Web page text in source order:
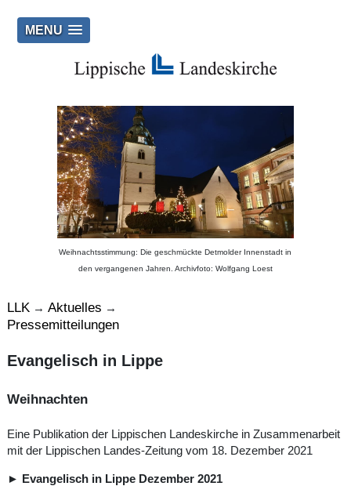
MENU
Weihnachtsstimmung: Die geschmückte Detmolder Innenstadt in
den vergangenen Jahren. Archivfoto: Wolfgang Loest
LLK→ Aktuelles →
Pressemitteilungen
Evangelisch in Lippe
Weihnachten
Eine Publikation der Lippischen Landeskirche in Zusammenarbeit
mit der Lippischen Landes-Zeitung vom 18. Dezember 2021
► Evangelisch in Lippe Dezember 2021